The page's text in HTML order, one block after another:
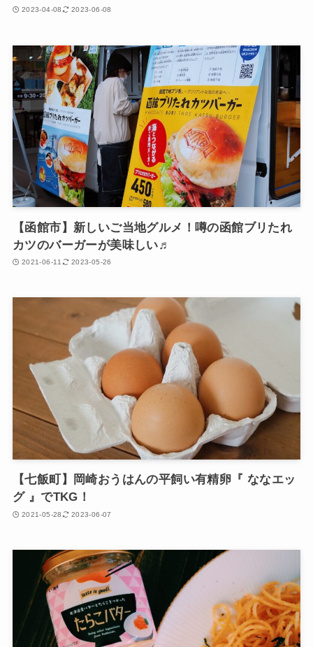
2023-04-08 2023-06-08
【函館市】新しいご当地グルメ！噂の函館ブリたれ
カツのバーガーが美味しい♬
2021-06-11 2023-05-26
【七飯町】岡崎おうはんの平飼い有精卵『 ななエッ
グ 』でTKG！
2021-05-28 2023-06-07